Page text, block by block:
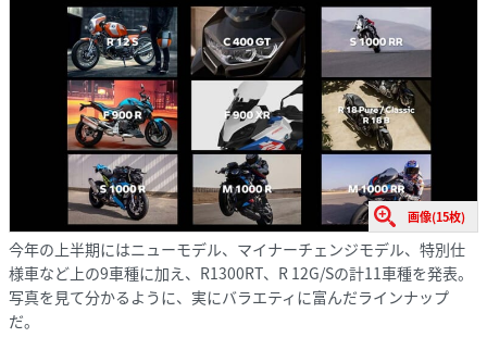
画像(15枚)
今年の上半期にはニューモデル、マイナーチェンジモデル、特別仕
様車など上の9車種に加え、R1300RT、R 12G/Sの計11車種を発表。
写真を見て分かるように、実にバラエティに富んだラインナップ
だ。